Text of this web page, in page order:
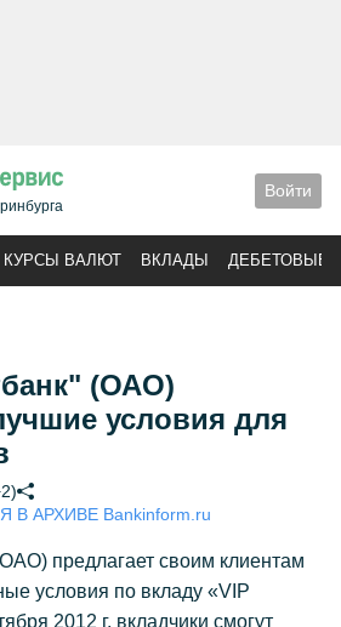
Войти
КУРСЫ ВАЛЮТ ВКЛАДЫ ДЕБЕТОВЫЕ
(ОАО)
условия для
В АРХИВЕ Bankinform.ru
предлагает своим клиентам
условия по вкладу «VIP
2012 г. вкладчики смогут